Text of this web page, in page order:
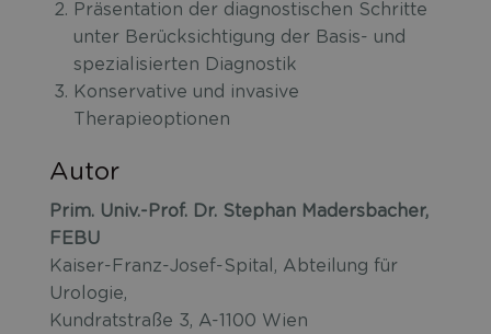
Präsentation der diagnostischen Schritte
unter Berücksichtigung der Basis- und
spezialisierten Diagnostik
Konservative und invasive
Therapieoptionen
Autor
Prim. Univ.-Prof. Dr. Stephan Madersbacher,
FEBU
Kaiser-Franz-Josef-Spital, Abteilung für
Urologie,
Kundratstraße 3, A-1100 Wien